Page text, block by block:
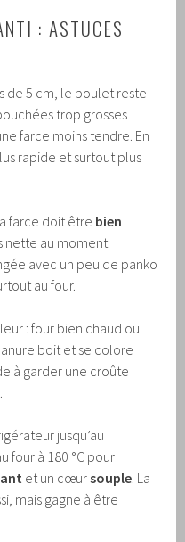
: ASTUCES
de 5 cm, le poulet reste
trop grosses
farce moins tendre. En
rapide et surtout plus
farce doit être bien
nette au moment
avec un peu de panko
au four.
: four bien chaud ou
boit et se colore
à garder une croûte
.
jusqu’au
four à 180 °C pour
et un cœursouple. La
mais gagne à être